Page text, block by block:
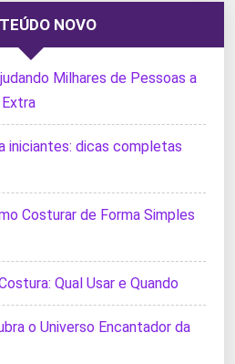
NOVO
Milhares de Pessoas a
iniciantes: dicas completas
Costurar de Forma Simples
Qual Usar e Quando
o Universo Encantador da